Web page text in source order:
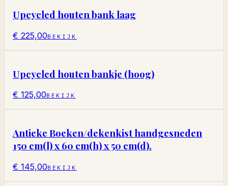
Upcycled houten bank laag
€ 225,00BEKIJK
Upcycled houten bankje (hoog)
€ 125,00BEKIJK
Antieke Boeken/dekenkist handgesneden
150 cm(l) x 60 cm(h) x 50 cm(d).
€ 145,00BEKIJK